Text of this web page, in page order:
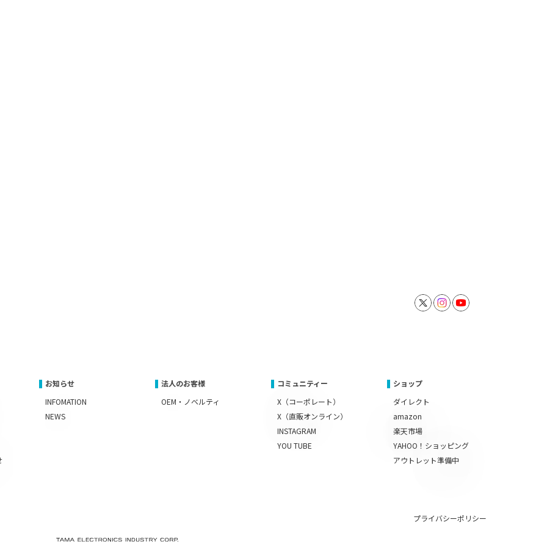
お知らせ
INFOMATION
NEWS
法人のお客様
OEM・ノベルティ
コミュニティー
X（コーポレート）
X（直販オンライン）
INSTAGRAM
YOU TUBE
ショップ
ダイレクト
amazon
楽天市場
YAHOO！ショッピング
アウトレット準備中
プライバシーポリシー